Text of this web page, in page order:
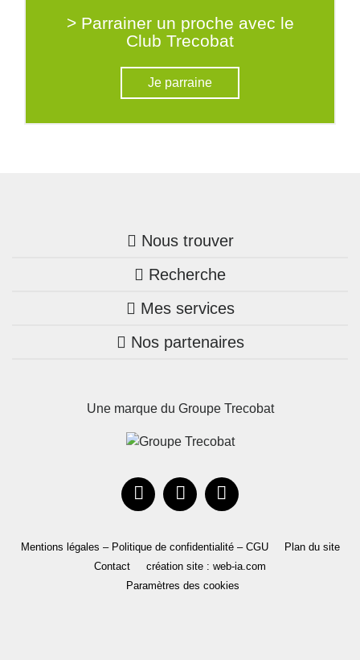
> Parrainer un proche avec le
Club Trecobat
Je parraine
Nous trouver
Trouver une agence
Bretagne
Pays de la Loire
Occitanie
Recherche
Nos annonces
Maison + terrain
Mes services
Mon compte Trecobois
Parrainez un proche!
Nos partenaires
Une marque du Groupe Trecobat
Mentions légales – Politique de confidentialité – CGU
Plan du site
Contact
création site : web-ia.com
Paramètres des cookies